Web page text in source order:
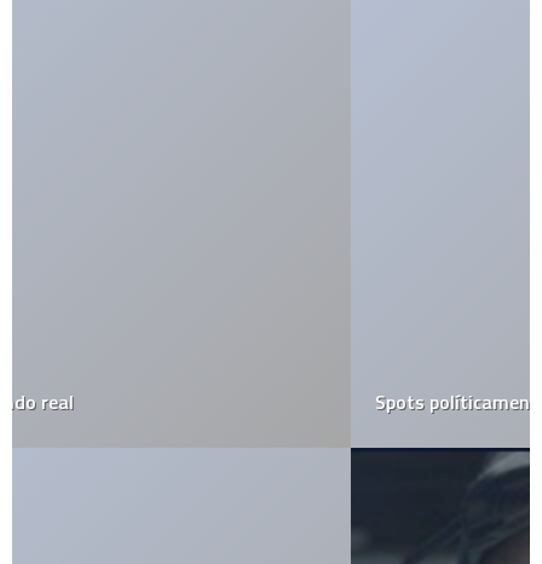
Spots políticamente incorrectos